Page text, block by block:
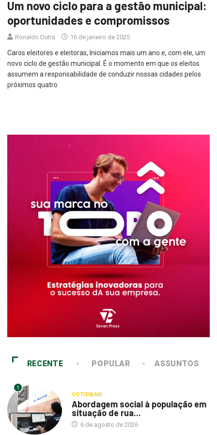
Um novo ciclo para a gestão municipal:
oportunidades e compromissos
Ronaldo Dutra 16 de janeiro de 2025
Caros eleitores e eleitoras, Iniciamos mais um ano e, com ele, um
novo ciclo de gestão municipal. É o momento em que os eleitos
assumem a responsabilidade de conduzir nossas cidades pelos
próximos quatro
RECENTE POPULAR ASSUNTOS
1
COTIDIANO
Abordagem social à população em
situação de rua...
6 de agosto de 2026